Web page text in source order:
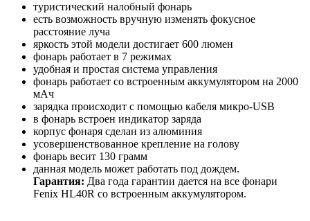
туристический налобный фонарь
есть возможность вручную изменять фокусное
расстояние луча
яркость этой модели достигает 600 люмен
фонарь работает в 7 режимах
удобная и простая система управления
фонарь работает со встроенным аккумулятором на 2000
мАч
зарядка происходит с помощью кабеля микро-USB
в фонарь встроен индикатор заряда
корпус фонаря сделан из алюминия
усовершенствованное крепление на голову
фонарь весит 130 грамм
данная модель может работать под дождем.
Гарантия: Два года гарантии дается на все фонари
Fenix HL40R со встроенным аккумулятором.